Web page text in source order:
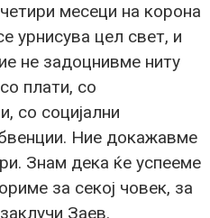
месеци на корона
урнисува цел свет, и
не задоцнивме ниту
плати, со
со социјални
Ние докажавме
Знам дека ќе успееме
за секој човек, за
Заев.